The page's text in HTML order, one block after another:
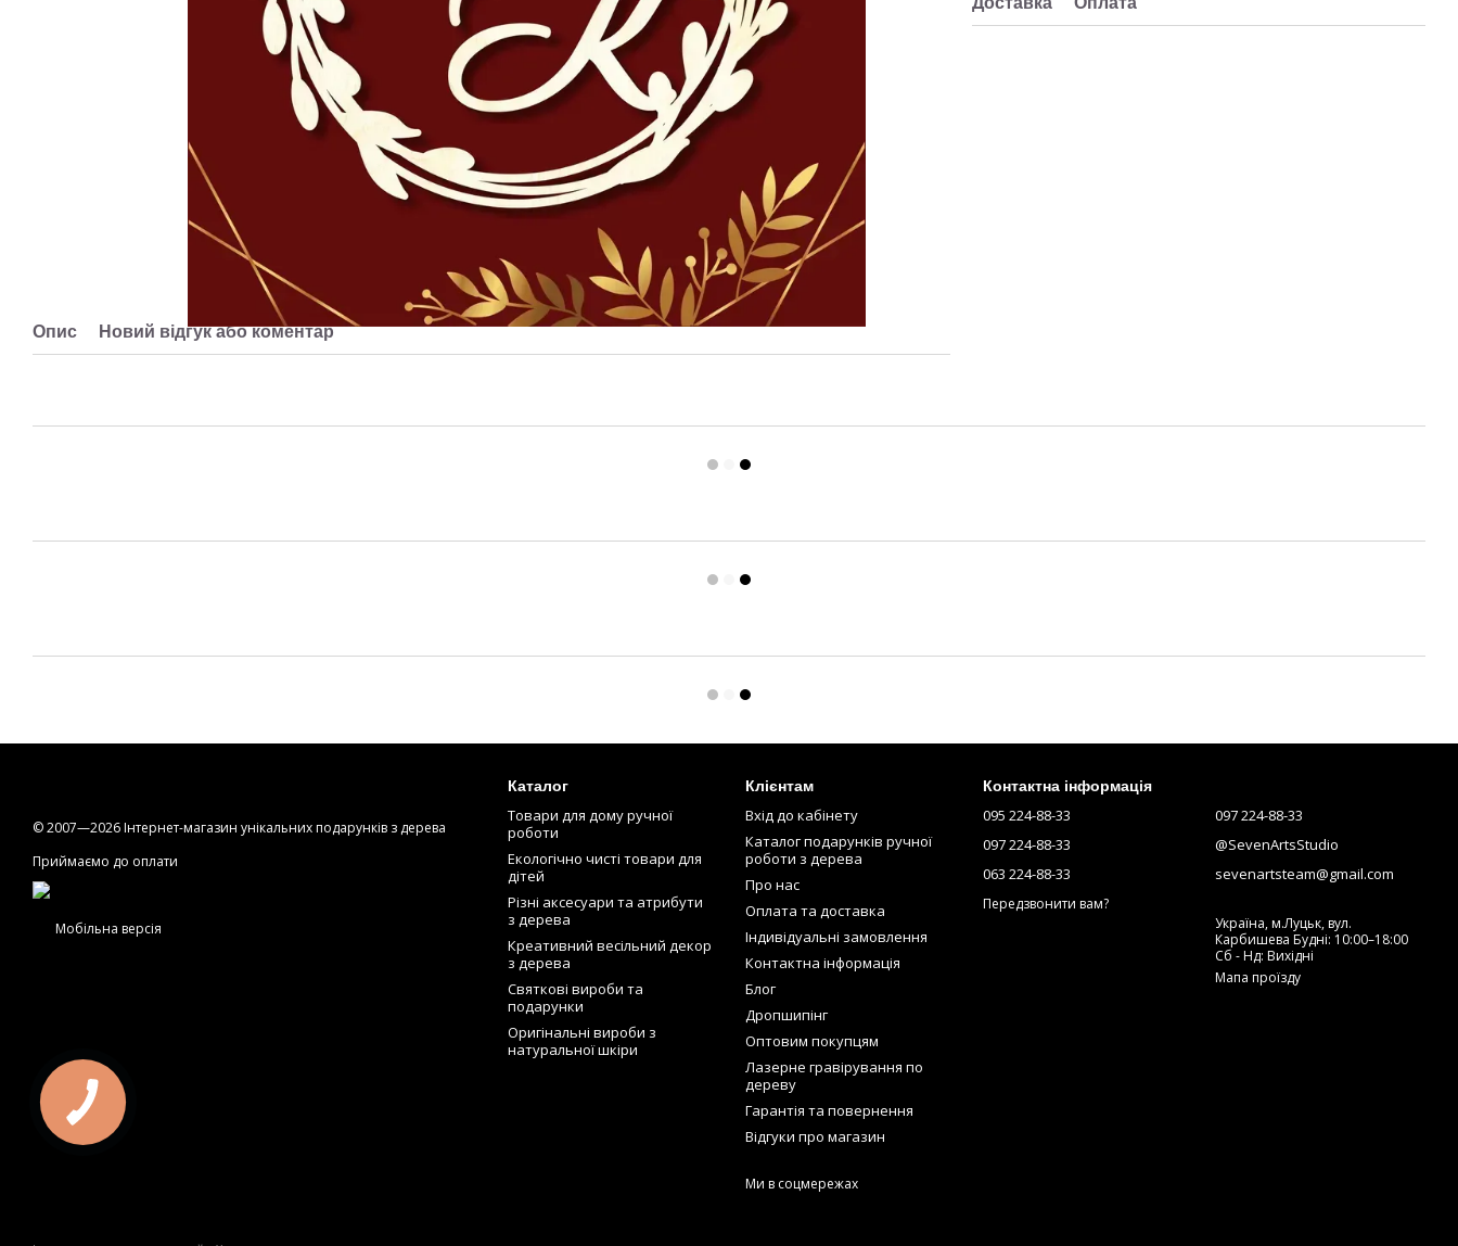
Опис Новий відгук або коментар
© 2007—2026 Інтернет-магазин унікальних подарунків з дерева
Приймаємо до оплати
Мобільна версія
Каталог
Товари для дому ручної
роботи
Екологічно чисті товари для
дітей
Різні аксесуари та атрибути
з дерева
Креативний весільний декор
з дерева
Святкові вироби та
подарунки
Оригінальні вироби з
натуральної шкіри
Клієнтам
Вхід до кабінету
Каталог подарунків ручної
роботи з дерева
Про нас
Оплата та доставка
Індивідуальні замовлення
Контактна інформація
Блог
Дропшипінг
Оптовим покупцям
Лазерне гравірування по
дереву
Гарантія та повернення
Відгуки про магазин
Ми в соцмережах
Контактна інформація
095 224-88-33
097 224-88-33
063 224-88-33
Передзвонити вам?
097 224-88-33
@SevenArtsStudio
sevenartsteam@gmail.com
Україна, м.Луцьк, вул.
Карбишева Будні: 10:00–18:00
Сб - Нд: Вихідні
Мапа проїзду